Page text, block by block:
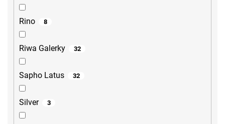
Rino 8
Riwa Galerky 32
Sapho Latus 32
Silver 3